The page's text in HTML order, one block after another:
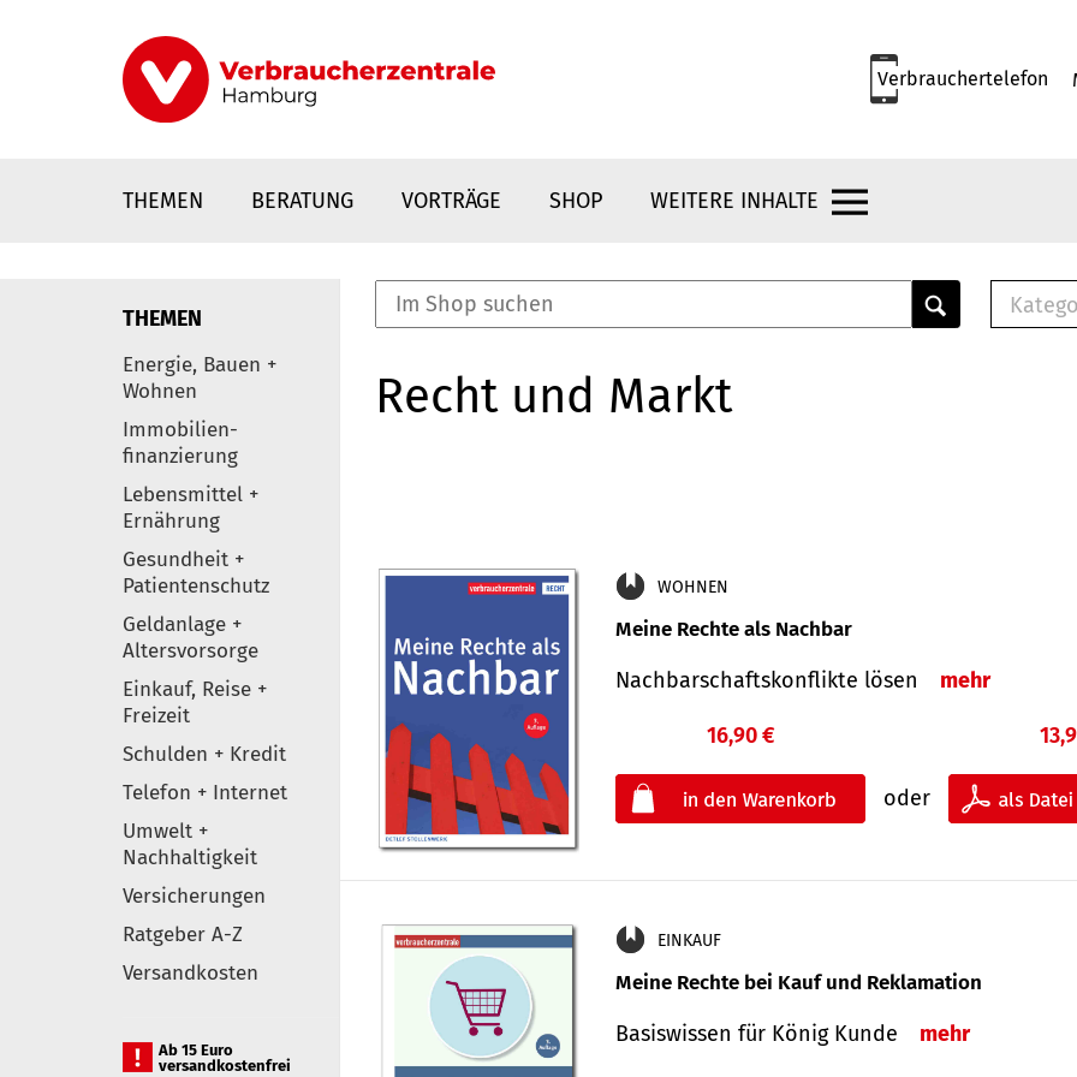
Verbrauchertelefon
THEMEN BERATUNG VORTRÄGE SHOP WEITERE INHALTE
Elemente
THEMEN
Energie, Bauen +
Wohnen
Immobilien-
finanzierung
Lebensmittel +
Ernährung
Gesundheit +
Patientenschutz
Geldanlage +
Altersvorsorge
Einkauf, Reise +
Freizeit
Schulden + Kredit
Telefon + Internet
Umwelt +
Nachhaltigkeit
Versicherungen
Ratgeber A-Z
Versandkosten
Ab 15 Euro
versandkostenfrei
Recht und Markt
WOHNEN
Meine Rechte als Nachbar
Nach­bar­schafts­konflikte lösen mehr
16,90 €
oder
EINKAUF
Meine Rechte bei Kauf und Reklamation
Basiswissen für König Kunde mehr